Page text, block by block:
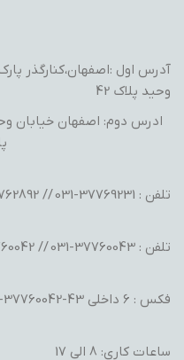
آدرس اول :اصفهان،کنارگذر
وحید پلاک 42
ادرس دوم: اصفهان خیابان
تلفن : 37769231-031 // 37762892-031
تلفن : 37760043-031 // 37760042-031
فکس : 6 داخلی 43-37760042-031
ساعات کاری: 8 الی 17